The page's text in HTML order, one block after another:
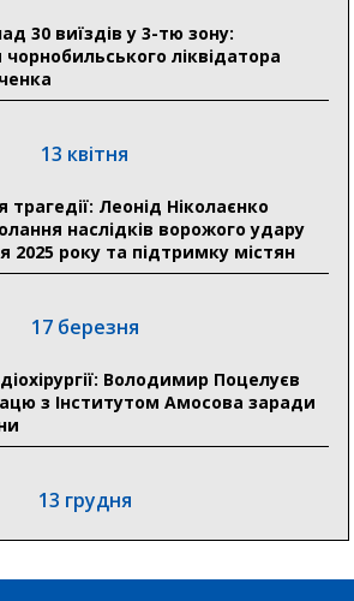
31 липня
виплату пенсій: у
Сумщини пояснили, що робити
родинам 20 полеглих Героїв
громадянина міста Суми»
30 липня
в медичній сфері України
30 виїздів у 3-тю зону:
ліквідатора
13 квітня
трагедії: Леонід Ніколаєнко
наслідків ворожого удару
2025 року та підтримку містян
17 березня
Володимир Поцелуєв
з Інститутом Амосова заради
13 грудня
стратегічних українських